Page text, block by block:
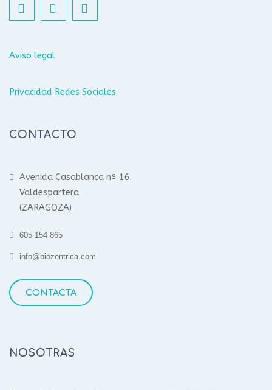
Aviso legal
Privacidad Redes Sociales
CONTACTO
Avenida Casablanca nº 16.
Valdespartera
(ZARAGOZA)
605 154 865
info@biozentrica.com
CONTACTA
NOSOTRAS